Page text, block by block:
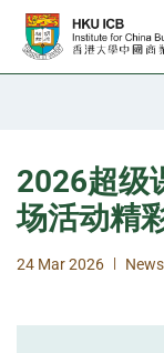
Skip to main content
2026超级
场活动精
24 Mar 2026 | News